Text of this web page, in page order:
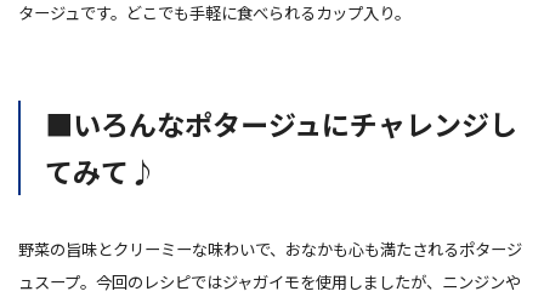
タージュです。どこでも手軽に食べられるカップ入り。
■いろんなポタージュにチャレンジし
てみて♪
野菜の旨味とクリーミーな味わいで、おなかも心も満たされるポタージ
ュスープ。今回のレシピではジャガイモを使用しましたが、ニンジンや